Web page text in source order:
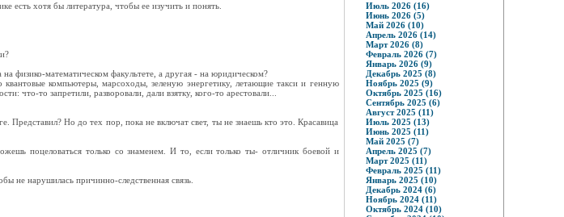
есть хотя бы литература, чтобы ее изучить и понять.
физико-математическом факультете, а другая - на юридическом?
компьютеры, марсоходы, зеленую энергетику, летающие такси и генную
что-то запретили, разворовали, дали взятку, кого-то арестовали...
Но до тех пор, пока не включат свет, ты не знаешь кто это. Красавица
поцеловаться только со знаменем. И то, если только ты- отличник боевой и
не нарушилась причинно-следственная связь.
Июль 2026 (16)
Июнь 2026 (5)
Май 2026 (10)
Апрель 2026 (14)
Март 2026 (8)
Февраль 2026 (7)
Январь 2026 (9)
Декабрь 2025 (8)
Ноябрь 2025 (9)
Октябрь 2025 (16)
Сентябрь 2025 (6)
Август 2025 (11)
Июль 2025 (13)
Июнь 2025 (11)
Май 2025 (7)
Апрель 2025 (7)
Март 2025 (11)
Февраль 2025 (11)
Январь 2025 (10)
Декабрь 2024 (6)
Ноябрь 2024 (11)
Октябрь 2024 (10)